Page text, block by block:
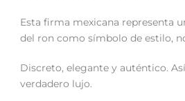
Esta firma mexicana representa
del ron como símbolo de estilo,
Discreto, elegante y auténtico.
verdadero lujo.